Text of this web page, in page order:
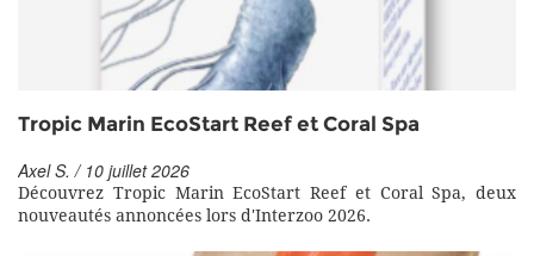
Tropic Marin EcoStart Reef et Coral Spa
Axel S. / 10 juillet 2026
Découvrez Tropic Marin EcoStart Reef et Coral Spa, deux
nouveautés annoncées lors d'Interzoo 2026.